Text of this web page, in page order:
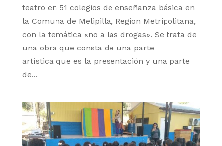
teatro en 51 colegios de enseñanza básica en
la Comuna de Melipilla, Region Metripolitana,
con la temática «no a las drogas». Se trata de
una obra que consta de una parte
artística que es la presentación y una parte
de...